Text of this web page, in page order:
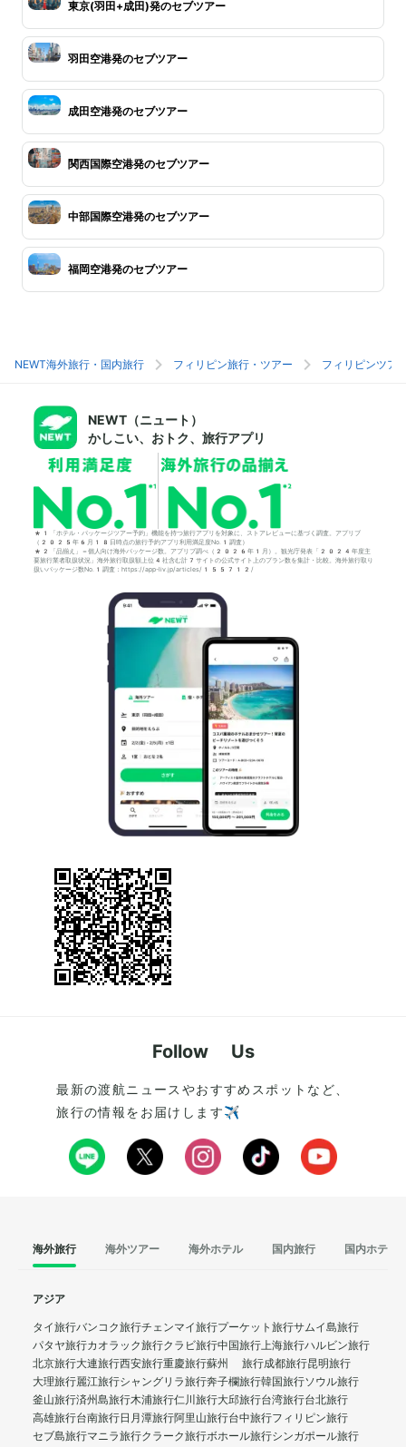
東京(羽田+成田)発のセブツアー
羽田空港発のセブツアー
成田空港発のセブツアー
関西国際空港発のセブツアー
中部国際空港発のセブツアー
福岡空港発のセブツアー
NEWT海外旅行・国内旅行 フィリピン旅行・ツアー フィリピンツア
NEWT（ニュート）
かしこい、おトク、旅行アプリ
*1「ホテル・パッケージツアー予約」機能を持つ旅行アプリを対象に、ストアレビューに基づく調査。アプリブ
（2025年6月18日時点の旅行予約アプリ利用満足度No.1調査）
*2「品揃え」＝個人向け海外パッケージ数。アプリブ調べ（2026年1月）。観光庁発表「2024年度主
要旅行業者取扱状況」海外旅行取扱額上位4社含む計7サイトの公式サイト上のプラン数を集計・比較。海外旅行取り
扱いパッケージ数No.1調査：https://app-liv.jp/articles/155712/
Follow Us
最新の渡航ニュースやおすすめスポットなど、
旅行の情報をお届けします✈️
海外旅行 海外ツアー 海外ホテル 国内旅行 国内ホテル
アジア
タイ旅行バンコク旅行チェンマイ旅行プーケット旅行サムイ島旅行
パタヤ旅行カオラック旅行クラビ旅行中国旅行上海旅行ハルビン旅行
北京旅行大連旅行西安旅行重慶旅行蘇州 旅行成都旅行昆明旅行
大理旅行麗江旅行シャングリラ旅行奔子欄旅行韓国旅行ソウル旅行
釜山旅行済州島旅行木浦旅行仁川旅行大邱旅行台湾旅行台北旅行
高雄旅行台南旅行日月潭旅行阿里山旅行台中旅行フィリピン旅行
セブ島旅行マニラ旅行クラーク旅行ボホール旅行シンガポール旅行